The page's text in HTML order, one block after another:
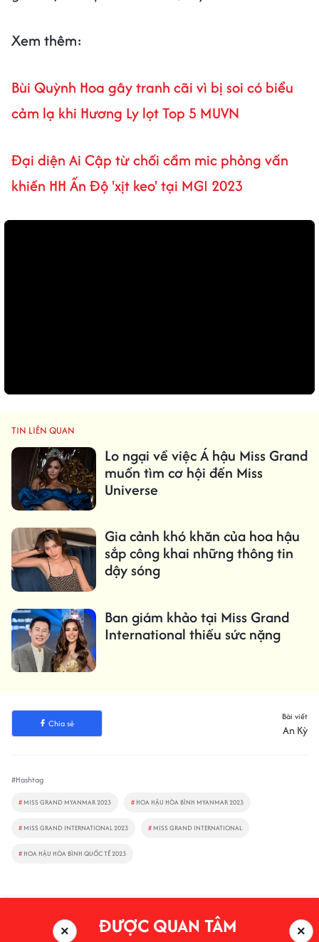
Xem thêm:
Bùi Quỳnh Hoa gây tranh cãi vì bị soi có biểu
cảm lạ khi Hương Ly lọt Top 5 MUVN
Đại diện Ai Cập từ chối cầm mic phỏng vấn
khiến HH Ấn Độ 'xịt keo' tại MGI 2023
TIN LIÊN QUAN
Lo ngại về việc Á hậu Miss Grand
muốn tìm cơ hội đến Miss
Universe
Gia cảnh khó khăn của hoa hậu
sắp công khai những thông tin
dậy sóng
Ban giám khảo tại Miss Grand
International thiếu sức nặng
Chia sẻ
Bài viết
An Kỳ
#Hashtag
# MISS GRAND MYANMAR 2023 # HOA HẬU HÒA BÌNH MYANMAR 2023
# MISS GRAND INTERNATIONAL 2023 # MISS GRAND INTERNATIONAL
# HOA HẬU HÒA BÌNH QUỐC TẾ 2023
ĐƯỢC QUAN TÂM ×
×